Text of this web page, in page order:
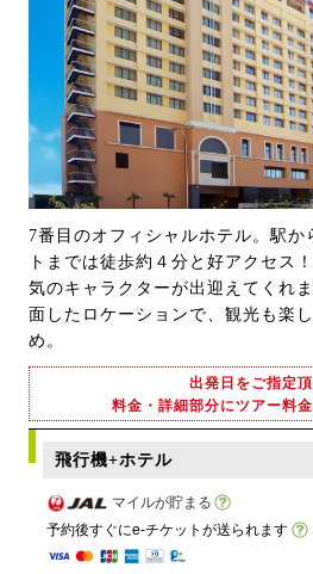
7番目のオフィシャルホテル。駅か
トまでは徒歩約４分と好アクセス
気のキャラクターが出迎えてくれ
面したロケーションで、観光も楽
め。
出発日をご指定
料金・詳細部分にツアー料
飛行機+ホテル
マイルが貯まる
予約後すぐにe-チケットが送られます